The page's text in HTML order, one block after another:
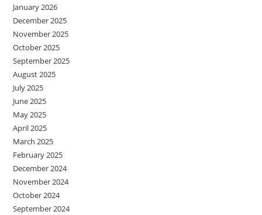
January 2026
December 2025
November 2025
October 2025
September 2025
August 2025
July 2025
June 2025
May 2025
April 2025
March 2025
February 2025
December 2024
November 2024
October 2024
September 2024